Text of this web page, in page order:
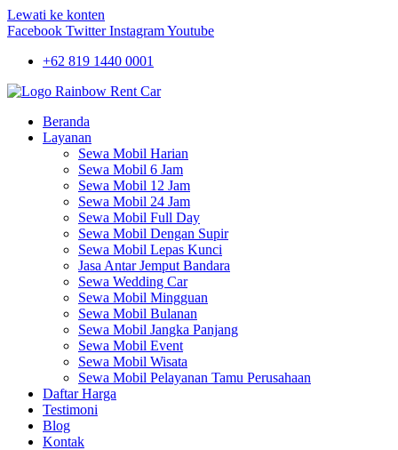
Lewati ke konten
Facebook Twitter InstagramYoutube
+62 819 1440 0001
Beranda
Layanan
Sewa Mobil Harian
Sewa Mobil 6 Jam
Sewa Mobil 12 Jam
Sewa Mobil 24 Jam
Sewa Mobil Full Day
Sewa Mobil Dengan Supir
Sewa Mobil Lepas Kunci
Jasa Antar Jemput Bandara
Sewa Wedding Car
Sewa Mobil Mingguan
Sewa Mobil Bulanan
Sewa Mobil Jangka Panjang
Sewa Mobil Event
Sewa Mobil Wisata
Sewa Mobil Pelayanan Tamu Perusahaan
Daftar Harga
Testimoni
Blog
Kontak